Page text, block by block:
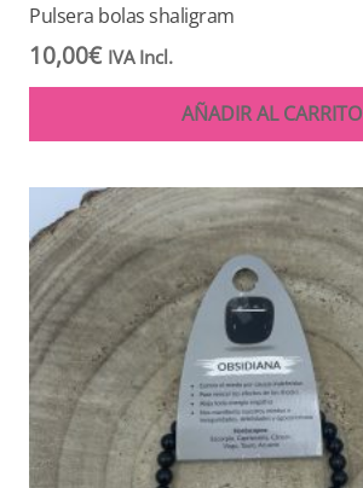
Pulsera bolas shaligram
10,00€ IVA Incl.
AÑADIR AL CARRITO